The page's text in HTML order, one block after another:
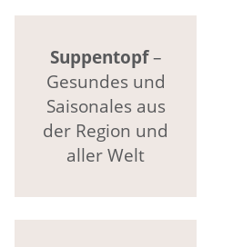
Suppentopf–
Gesundes und
Saisonales aus
der Region und
aller Welt